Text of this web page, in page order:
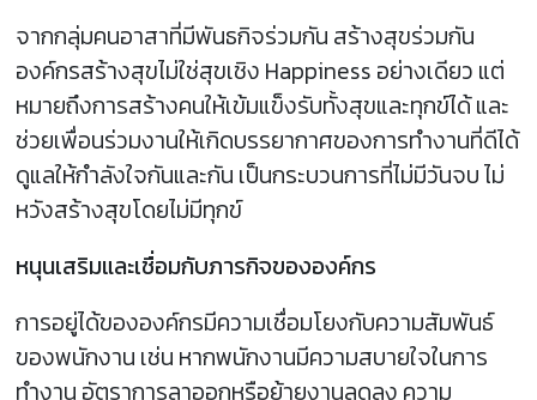
จากกลุ่มคนอาสาที่มีพันธกิจร่วมกัน สร้างสุขร่วมกัน
องค์กรสร้างสุขไม่ใช่สุขเชิง Happiness อย่างเดียว แต่
หมายถึงการสร้างคนให้เข้มแข็งรับทั้งสุขและทุกข์ได้ และ
ช่วยเพื่อนร่วมงานให้เกิดบรรยากาศของการทำงานที่ดีได้
ดูแลให้กำลังใจกันและกัน เป็นกระบวนการที่ไม่มีวันจบ ไม่
หวังสร้างสุขโดยไม่มีทุกข์
หนุนเสริมและเชื่อมกับภารกิจขององค์กร
การอยู่ได้ขององค์กรมีความเชื่อมโยงกับความสัมพันธ์
ของพนักงาน เช่น หากพนักงานมีความสบายใจในการ
ทำงาน อัตราการลาออกหรือย้ายงานลดลง ความ